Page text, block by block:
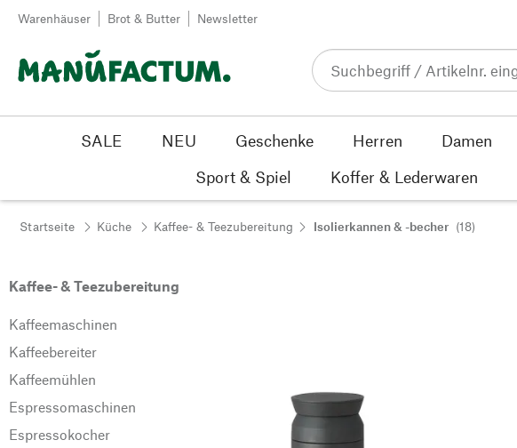
Zum Inhalt springen
Warenhäuser Brot & Butter Newsletter
SALE NEU Geschenke Herren Damen
Sport & Spiel
Koffer & Lederwaren
Startseite Küche Kaffee- & Teezubereitung Isolierkannen & -becher (18)
Kaffee- & Teezubereitung
Kaffeemaschinen
Kaffeebereiter
Kaffeemühlen
Espressomaschinen
Espressokocher